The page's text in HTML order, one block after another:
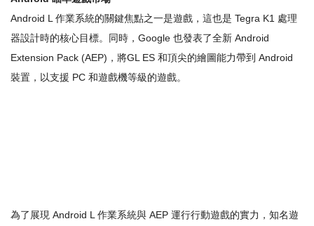
Android L 作業系統的關鍵焦點之一是遊戲，這也是 Tegra K1 處理
器設計時的核心目標。同時，Google 也發表了全新 Android
Extension Pack (AEP)，將GL ES 和頂尖的繪圖能力帶到 Android
裝置，以支援 PC 和遊戲機等級的遊戲。
為了展現 Android L 作業系統與 AEP 運行行動遊戲的實力，知名遊